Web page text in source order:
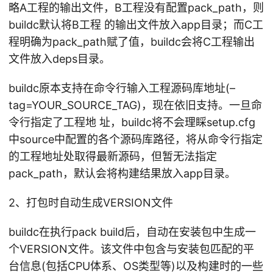
略A工程的输出文件，B工程没有配置pack_path，则
buildc默认将B工程 的输出文件放入app目录；而C工
程明确为pack_path赋了值，buildc会将C工程输出
文件放入deps目录。
buildc原本支持在命令行输入工程源码库地址(–
tag=YOUR_SOURCE_TAG)，现在依旧支持。一旦命
令行指定了工程地 址，buildc将不会理睬setup.cfg
中source中配置的各个源码库路径，将从命令行指定
的工程地址处取得最新源码，但暂无法指定
pack_path，默认会将构建结果放入app目录。
2、打包时自动生成VERSION文件
buildc在执行pack build后，自动在安装包中生成一
个VERSION文件。该文件中包含与安装包匹配的平
台信息(包括CPU体系、OS类型等)以及构建时的一些